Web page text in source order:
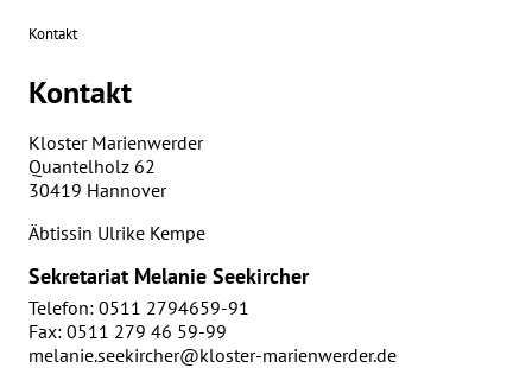
Kontakt
Kontakt
Kloster Marienwerder
Quantelholz 62
30419 Hannover
Äbtissin Ulrike Kempe
Sekretariat Melanie Seekircher
Telefon: 0511 2794659-91
Fax: 0511 279 46 59-99
melanie.seekircher@kloster-marienwerder.de